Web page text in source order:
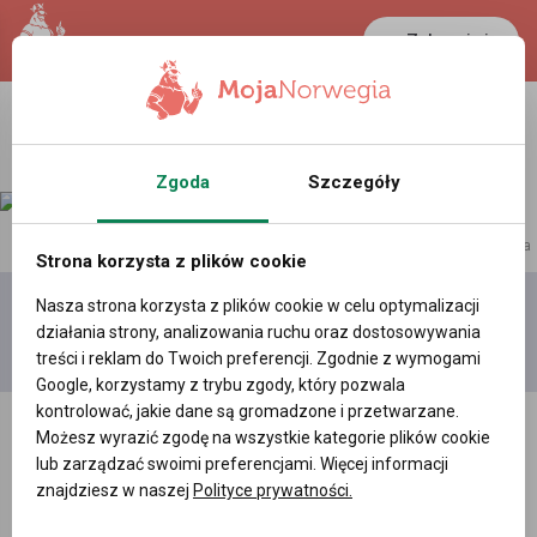
Zaloguj się
reklama
Dodaj
film
Moje
filmy
Wszystkie
Zgoda Szczegóły
Strona korzysta z plików cookie
Nasza strona korzysta z plików cookie w celu optymalizacji
działania strony, analizowania ruchu oraz dostosowywania
treści i reklam do Twoich preferencji. Zgodnie z wymogami
Google, korzystamy z trybu zgody, który pozwala
kontrolować, jakie dane są gromadzone i przetwarzane.
Możesz wyrazić zgodę na wszystkie kategorie plików cookie
lub zarządzać swoimi preferencjami. Więcej informacji
znajdziesz w naszej Polityce prywatności.